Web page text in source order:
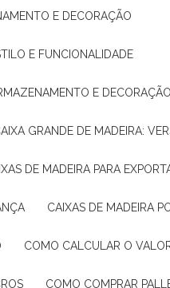
E DECORAÇÃO
E FUNCIONALIDADE
E DECORAÇÃO
CAIXA GRANDE DE MADEIRA:
DE MADEIRA PARA
CAIXAS DE MADEIRA
COMO CALCULAR O
COMO COMPRAR